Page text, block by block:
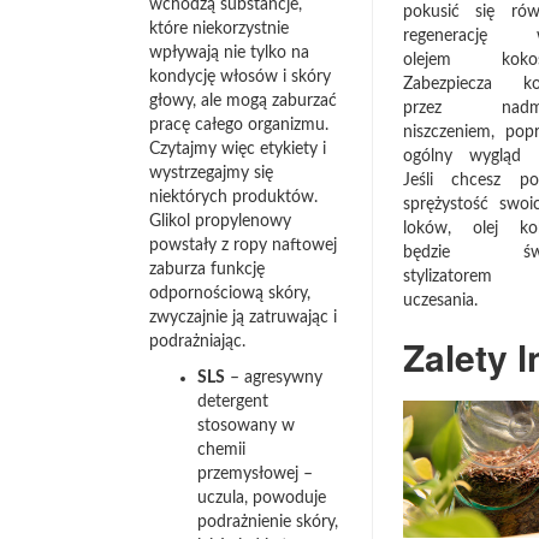
wchodzą substancje,
które niekorzystnie
wpływają nie tylko na
kondycję włosów i skóry
głowy, ale mogą zaburzać
pracę całego organizmu.
Czytajmy więc etykiety i
wystrzegajmy się
niektórych produktów.
Glikol propylenowy
powstały z ropy naftowej
zaburza funkcję
odpornościową skóry,
zwyczajnie ją zatruwając i
podrażniając.
SLS – agresywny
detergent
stosowany w
chemii
przemysłowej –
uczula, powoduje
podrażnienie skóry,
pokusić się
regenerację
olejem
Zabezpiecza
przez
niszczeniem,
ogólny wygląd
Jeśli chcesz
sprężystość
loków, olej
będzie
stylizatorem
uczesania.
Zalety